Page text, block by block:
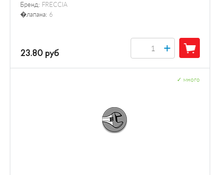
Бренд: FRECCIA
�лапана: 6
23.80 руб +
много